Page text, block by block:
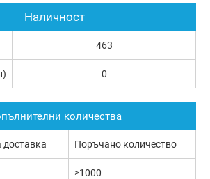
Наличност
463
0
количества
Поръчано количество
>1000